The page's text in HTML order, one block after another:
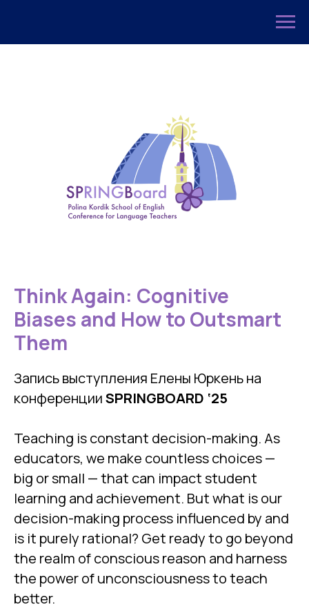
Think Again: Cognitive
Biases and How to Outsmart
Them
Запись выступления Елены Юркень на
конференцииSPRINGBOARD ‘25
Teaching is constant decision-making. As
educators, we make countless choices —
big or small — that can impact student
learning and achievement. But what is our
decision-making process influenced by and
is it purely rational? Get ready to go beyond
the realm of conscious reason and harness
the power of unconsciousness to teach
better.